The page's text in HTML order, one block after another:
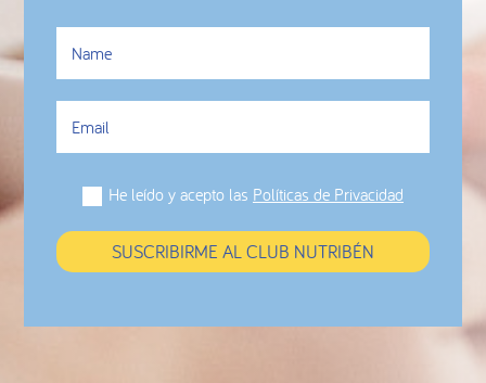
He leído y acepto las Políticas de Privacidad
SUSCRIBIRME AL CLUB NUTRIBÉN